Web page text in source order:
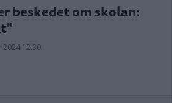
beskedet om skolan:
2024 12.30